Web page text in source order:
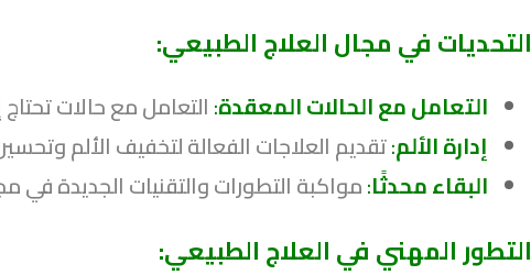
التحديات في مجال العلاج الطبيعي:
التعامل مع الحالات المعقدة:التعامل مع حالات
إدارة الألم:تقديم العلاجات الفعالة لتخفيف الألم
البقاء محدثًا:مواكبة التطورات والتقنيات الجديدة في
التطور المهني في العلاج الطبيعي: